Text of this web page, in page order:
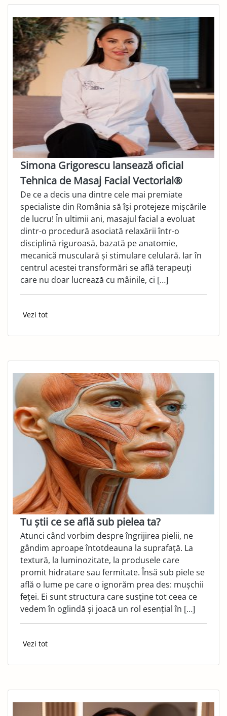
Simona Grigorescu lansează oficial
Tehnica de Masaj Facial Vectorial®
De ce a decis una dintre cele mai premiate
specialiste din România să își protejeze mișcările
de lucru! În ultimii ani, masajul facial a evoluat
dintr-o procedură asociată relaxării într-o
disciplină riguroasă, bazată pe anatomie,
mecanică musculară și stimulare celulară. Iar în
centrul acestei transformări se află terapeuți
care nu doar lucrează cu mâinile, ci […]
Vezi tot
Tu știi ce se află sub pielea ta?
Atunci când vorbim despre îngrijirea pielii, ne
gândim aproape întotdeauna la suprafață. La
textură, la luminozitate, la produsele care
promit hidratare sau fermitate. Însă sub piele se
află o lume pe care o ignorăm prea des: mușchii
feței. Ei sunt structura care susține tot ceea ce
vedem în oglindă și joacă un rol esențial în […]
Vezi tot